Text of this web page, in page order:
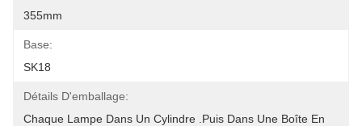
355mm
Base:
SK18
Détails D'emballage:
Chaque Lampe Dans Un Cylindre .Puis Dans Une Boîte En